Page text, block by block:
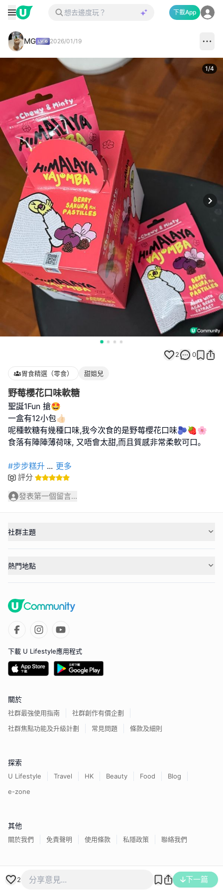
下載App
MG 2026/01/19
1/4
2 0
胃食精選（零食） 甜姐兒
野莓櫻花口味軟糖
聖誕1Fun 搶🤩
一盒有12小包👍🏻
呢種軟糖有幾種口味,我今次食的是野莓櫻花口味🫐🍓🌸
食落有陣陣薄荷味, 又唔會太甜,而且質感非常柔軟可口｡
#步步糕升 ... 更多
評分
發表第一個留言...
2 下一篇
社群主題
熱門地點
下載 U Lifestyle應用程式
關於
社群最強使用指南
社群創作有價企劃
社群焦點功能及升級計劃
常見問題 條款及細則
探索
U Lifestyle Travel HK Beauty Food
Blog
e-zone
其他
關於我們 免責聲明 使用條款 私隱政策 聯絡我們
香港經濟日報版權所有©